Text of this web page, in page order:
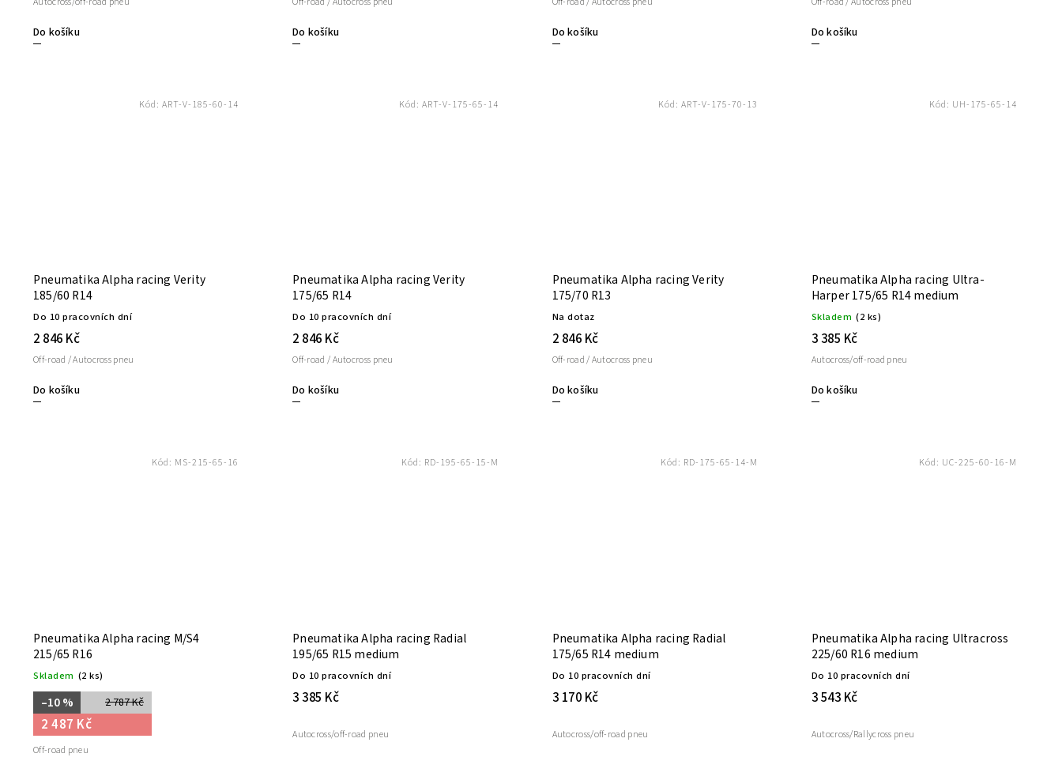
Do košíku Do košíku Do košíku Do košíku
Pneumatika Alpha racing Verity
185/60 R14
Do 10 pracovních dní
2 846 Kč
Do košíku
Off-road / Autocross pneu
Kód:ART-V-185-60-14
Pneumatika Alpha racing Verity
175/65 R14
Do 10 pracovních dní
2 846 Kč
Do košíku
Off-road / Autocross pneu
Kód: ART-V-175-65-14
Pneumatika Alpha racing Verity
175/70 R13
Na dotaz
2 846 Kč
Do košíku
Off-road / Autocross pneu
Kód: ART-V-175-70-13
Pneumatika Alpha racing Ultra-
Harper 175/65 R14 medium
Skladem (2 ks)
3 385 Kč
Do košíku
Autocross/off-road pneu
Kód: UH-175-65-14
Pneumatika Alpha racing M/S4
215/65 R16
Skladem (2 ks)
2 787 Kč
–10 %
2 487 Kč
Off-road pneu
Kód: MS-215-65-16
Pneumatika Alpha racing Radial
195/65 R15 medium
Do 10 pracovních dní
3 385 Kč
Autocross/off-road pneu
Kód: RD-195-65-15-M
Pneumatika Alpha racing Radial
175/65 R14 medium
Do 10 pracovních dní
3 170 Kč
Autocross/off-road pneu
Kód: RD-175-65-14-M
Pneumatika Alpha racing Ultracross
225/60 R16 medium
Do 10 pracovních dní
3 543 Kč
Autocross/Rallycross pneu
Kód: UC-225-60-16-M